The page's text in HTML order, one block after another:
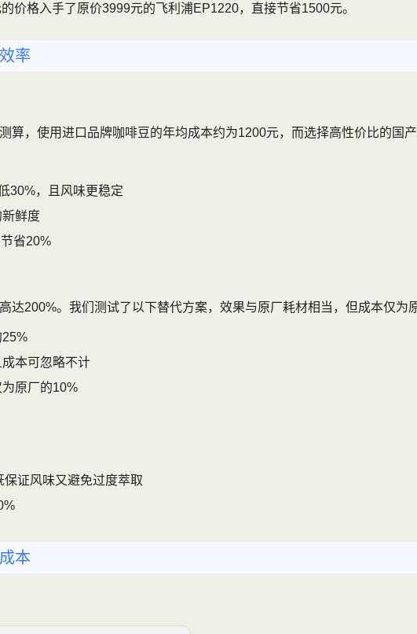
价格入手了原价3999元的飞利浦EP1220，直接节省1500元。
率
算，使用进口品牌咖啡豆的年均成本约为1200元，而选择高性价比的国
30%，且风味更稳定
鲜度
省20%
200%。我们测试了以下替代方案，效果与原厂耗材相当，但成本仅为
本可忽略不计
原厂的10%
证风味又避免过度萃取
本